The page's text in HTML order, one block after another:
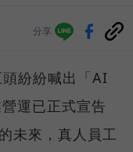
分享
紛紛喊出「AI
運已正式宣告
未來，真人員工